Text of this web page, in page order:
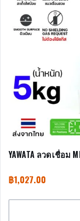
YAWATA ลวดเชื่อม
฿1,027.00